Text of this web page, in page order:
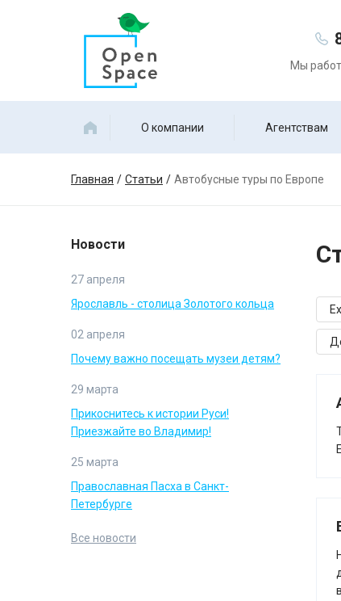
Мы
О компании Агентствам
Главная Статьи Автобусные туры по Европе
Новости
27 апреля
Ярославль - столица Золотого кольца
02 апреля
Почему важно посещать музеи детям?
29 марта
Прикоснитесь к истории Руси!
Приезжайте во Владимир!
25 марта
Православная Пасха в Санкт-
Петербурге
Все новости